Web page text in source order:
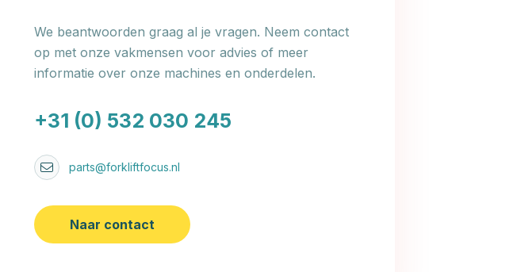
We beantwoorden graag al je vragen. Neem contact
op met onze vakmensen voor advies of meer
informatie over onze machines en onderdelen.
+31 (0) 532 030 245
parts@forkliftfocus.nl
Naar contact